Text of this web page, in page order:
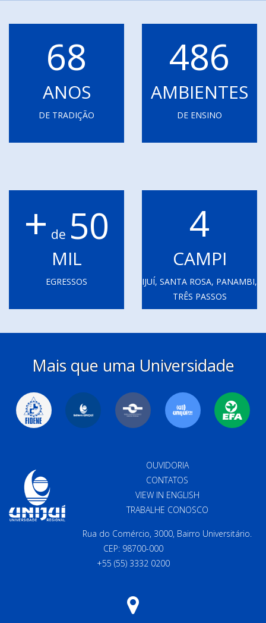
68
ANOS
DE TRADIÇÃO
486
AMBIENTES
DE ENSINO
+ de 50
MIL
EGRESSOS
4
CAMPI
IJUÍ, SANTA ROSA, PANAMBI,
TRÊS PASSOS
Mais que uma Universidade
OUVIDORIA
CONTATOS
VIEW IN ENGLISH
TRABALHE CONOSCO
Rua do Comércio, 3000, Bairro Universitário.
CEP: 98700-000
+55 (55) 3332 0200